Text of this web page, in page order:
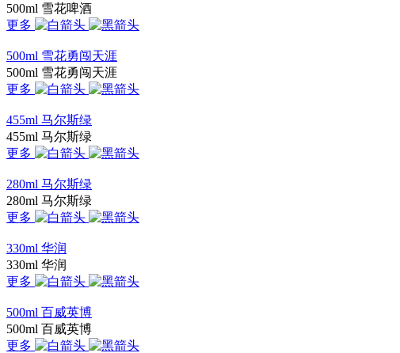
500ml 雪花啤酒
更多
500ml 雪花勇闯天涯
500ml 雪花勇闯天涯
更多
455ml 马尔斯绿
455ml 马尔斯绿
更多
280ml 马尔斯绿
280ml 马尔斯绿
更多
330ml 华润
330ml 华润
更多
500ml 百威英博
500ml 百威英博
更多